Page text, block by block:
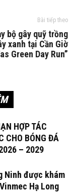
Bài tiếp theo
bộ gây quỹ trồng
xanh tại Cần Giờ
Green Day Run”
HỢP TÁC
CHO BÓNG ĐÁ
– 2029
Ninh được khám
Hạ Long